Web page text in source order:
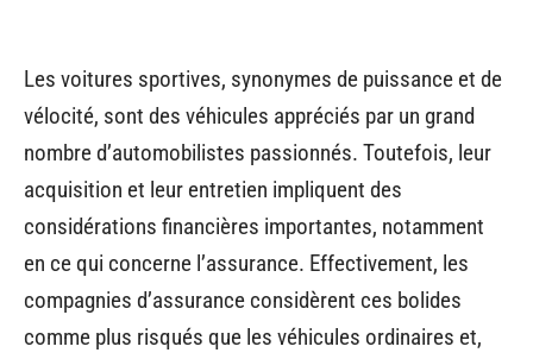
Les voitures sportives, synonymes de puissance et de
vélocité, sont des véhicules appréciés par un grand
nombre d’automobilistes passionnés. Toutefois, leur
acquisition et leur entretien impliquent des
considérations financières importantes, notamment
en ce qui concerne l’assurance. Effectivement, les
compagnies d’assurance considèrent ces bolides
comme plus risqués que les véhicules ordinaires et,